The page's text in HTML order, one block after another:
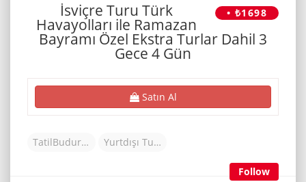
• ₺1698
İsviçre Turu Türk
Havayolları ile Ramazan
Bayramı Özel Ekstra Turlar Dahil 3
Gece 4 Gün
Satın Al
TatilBudur Tur Yurtdışı Turlar
Follow